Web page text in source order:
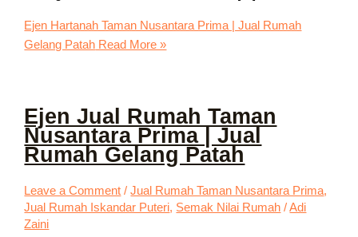
Ejen Hartanah Taman Nusantara Prima | Jual Rumah
Gelang Patah Read More »
Ejen Jual Rumah Taman
Nusantara Prima | Jual
Rumah Gelang Patah
Leave a Comment /Jual Rumah Taman Nusantara Prima,
Jual Rumah Iskandar Puteri, Semak Nilai Rumah /Adi
Zaini